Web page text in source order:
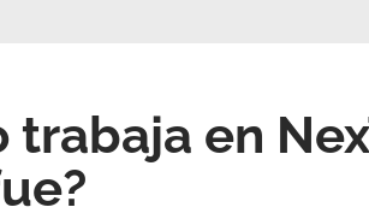
trabaja en